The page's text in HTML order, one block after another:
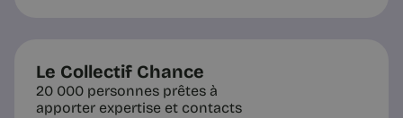
Le Collectif Chance
20 000 personnes prêtes à
apporter expertise et contacts